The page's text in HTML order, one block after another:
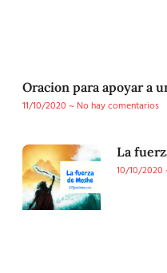
Oracion para apoyar a
11/10/2020
No hay comentarios
La
10/10/2020